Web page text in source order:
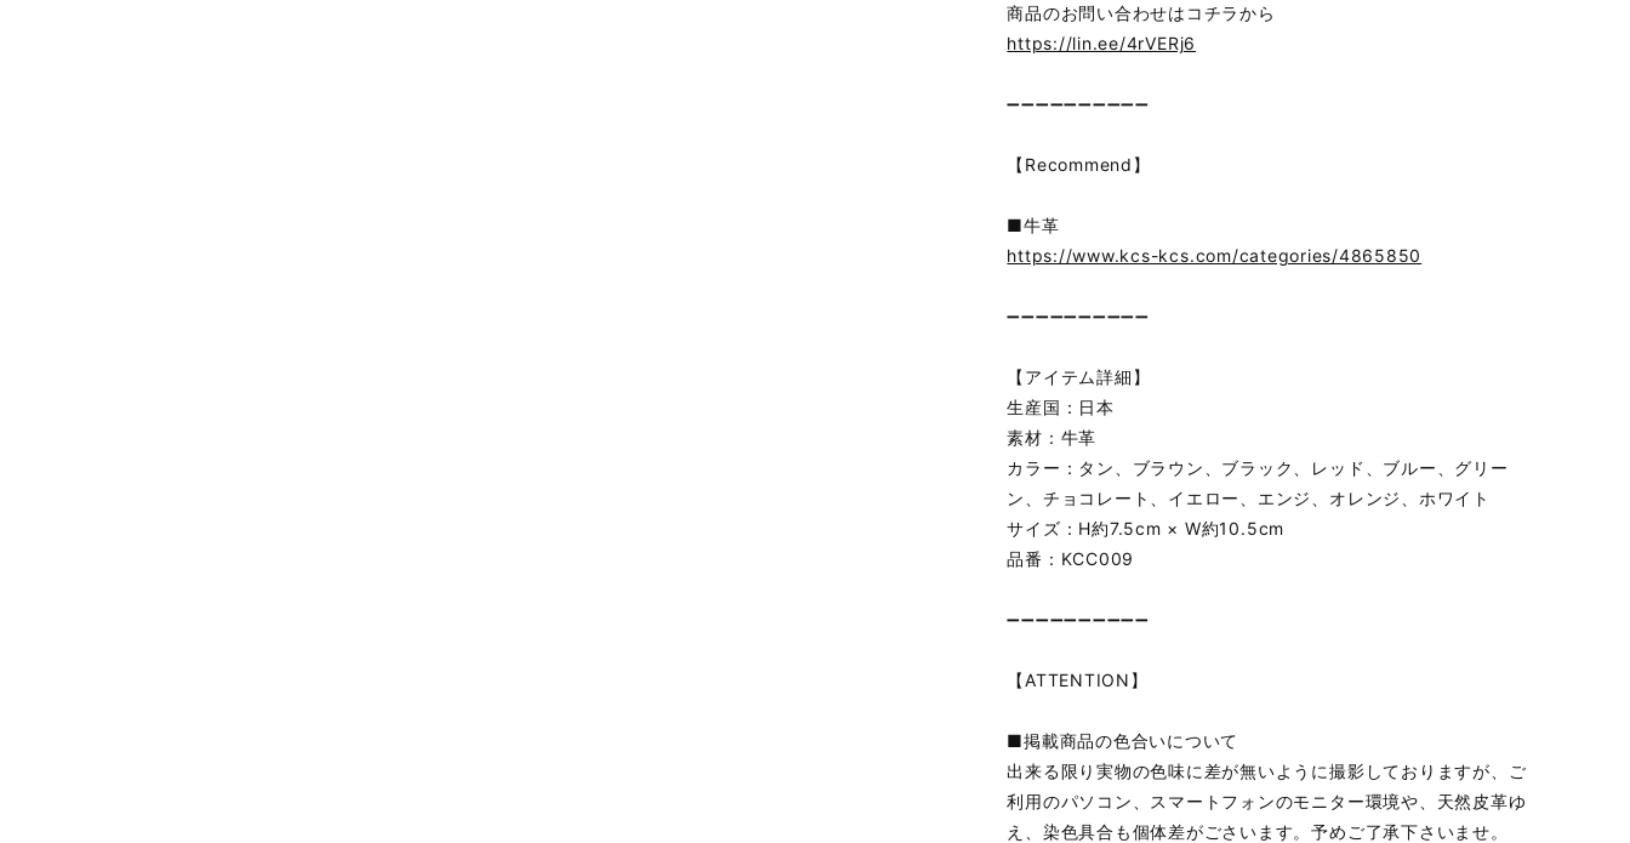
商品のお問い合わせはコチラから
https://lin.ee/4rVERj6
➖➖➖➖➖➖➖➖➖➖
【Recommend】
■牛革
https://www.kcs-kcs.com/categories/4865850
➖➖➖➖➖➖➖➖➖➖
【アイテム詳細】
生産国：日本
素材：牛革
カラー：タン、ブラウン、ブラック、レッド、ブルー、グリー
ン、チョコレート、イエロー、エンジ、オレンジ、ホワイト
サイズ：H約7.5cm × W約10.5cm
品番：KCC009
➖➖➖➖➖➖➖➖➖➖
【ATTENTION】
■掲載商品の色合いについて
出来る限り実物の色味に差が無いように撮影しておりますが、ご
利用のパソコン、スマートフォンのモニター環境や、天然皮革ゆ
え、染色具合も個体差がごさいます。予めご了承下さいませ。